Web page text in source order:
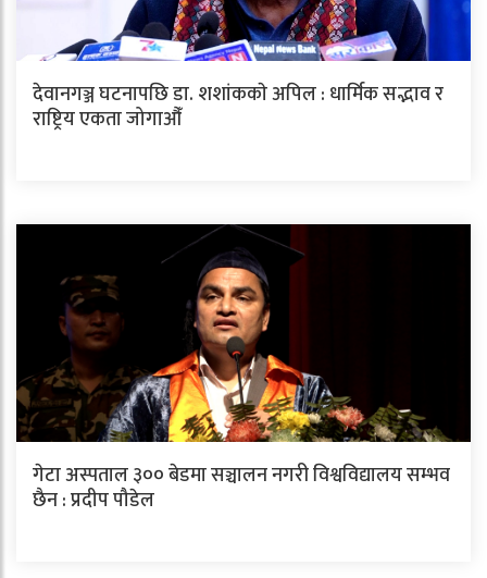
देवानगञ्ज घटनापछि डा. शशांककाे अपिल : धार्मिक सद्भाव र
राष्ट्रिय एकता जोगाऔँ
गेटा अस्पताल ३०० बेडमा सञ्चालन नगरी विश्वविद्यालय सम्भव
छैन : प्रदीप पौडेल